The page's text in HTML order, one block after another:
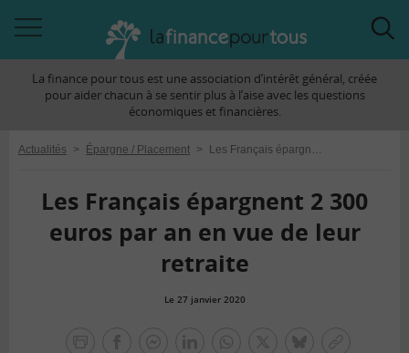
àLa finance pour tous est une association d’intérêt général, créée
pour aider chacun à se sentir plus à l’aise avec les questions
économiques et financières.
Actualités > Épargne / Placement > Les Français épargnent 2 300 euros par an en vue de leur retraite
Les Français épargnent 2 300
euros par an en vue de leur
retraite
Le 27 janvier 2020